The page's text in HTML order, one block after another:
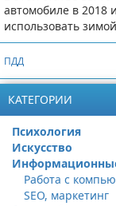
автомобиле в 2018
использовать
ПДД
КАТЕГОРИИ
Психология
Искусство
Работа с
SEO, маркетинг